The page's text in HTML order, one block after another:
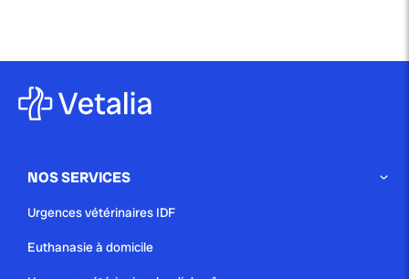
NOS SERVICES
Urgences vétérinaires IDF
Euthanasie à domicile